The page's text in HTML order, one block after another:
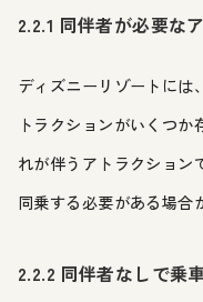
2.2.1 同伴者が必要な
ディズニーリゾートには
トラクションがいくつ
れが伴うアトラクション
同乗する必要がある場合
2.2.2 同伴者なしで乗